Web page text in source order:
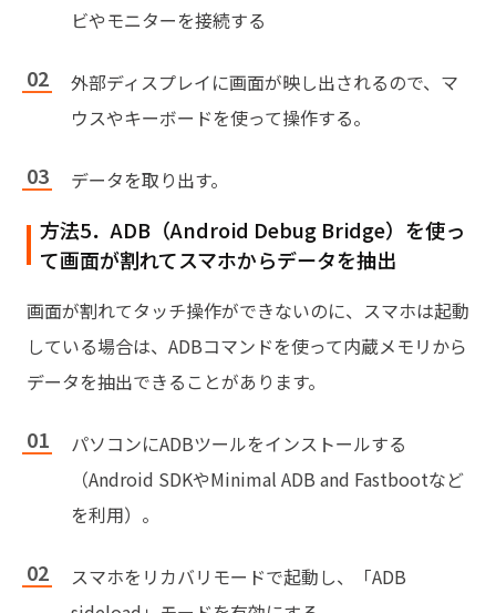
ビやモニターを接続する
外部ディスプレイに画面が映し出されるので、マ
ウスやキーボードを使って操作する。
データを取り出す。
方法5．ADB（Android Debug Bridge）を使っ
て画面が割れてスマホからデータを抽出
画面が割れてタッチ操作ができないのに、スマホは起動
している場合は、ADBコマンドを使って内蔵メモリから
データを抽出できることがあります。
パソコンにADBツールをインストールする
（Android SDKやMinimal ADB and Fastbootなど
を利用）。
スマホをリカバリモードで起動し、「ADB